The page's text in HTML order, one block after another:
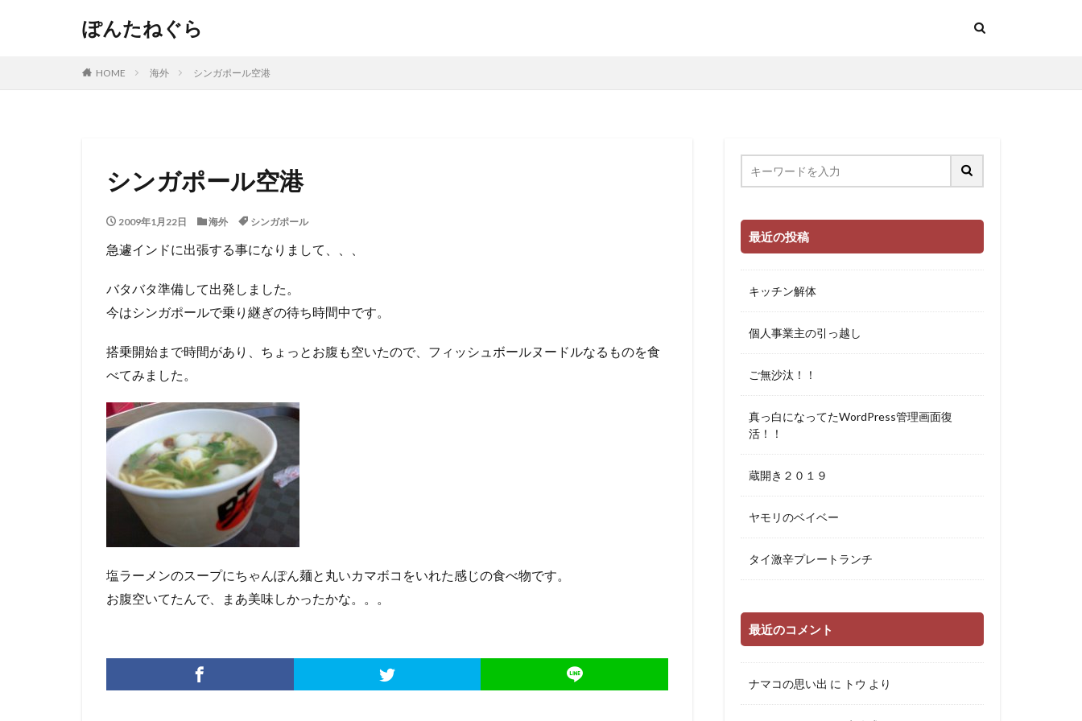
ぽんたねぐら
HOME 海外 シンガポール空港
シンガポール空港
2009年1月22日 海外 シンガポール
急遽インドに出張する事になりまして、、、
バタバタ準備して出発しました。
今はシンガポールで乗り継ぎの待ち時間中です。
搭乗開始まで時間があり、ちょっとお腹も空いたので、フィッシュボールヌードルなるものを食
べてみました。
塩ラーメンのスープにちゃんぽん麺と丸いカマボコをいれた感じの食べ物です。
お腹空いてたんで、まあ美味しかったかな。。。
最近の投稿
キッチン解体
個人事業主の引っ越し
ご無沙汰！！
真っ白になってたWordPress管理画面復
活！！
蔵開き２０１９
ヤモリのベイベー
タイ激辛プレートランチ
最近のコメント
ナマコの思い出 に トウ より